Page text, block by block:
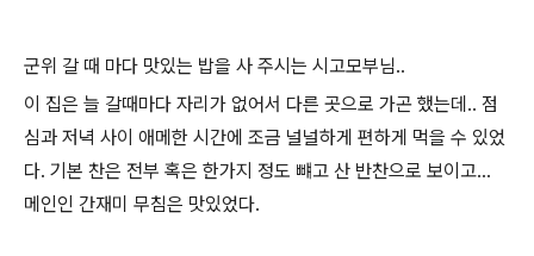
군위 갈 때 마다 맛있는 밥을 사 주시는 시고모부님..
이 집은 늘 갈때마다 자리가 없어서 다른 곳으로 가곤 했는데.. 점
심과 저녁 사이 애메한 시간에 조금 널널하게 편하게 먹을 수 있었
다. 기본 찬은 전부 혹은 한가지 정도 뺴고 산 반찬으로 보이고...
메인인 간재미 무침은 맛있었다.